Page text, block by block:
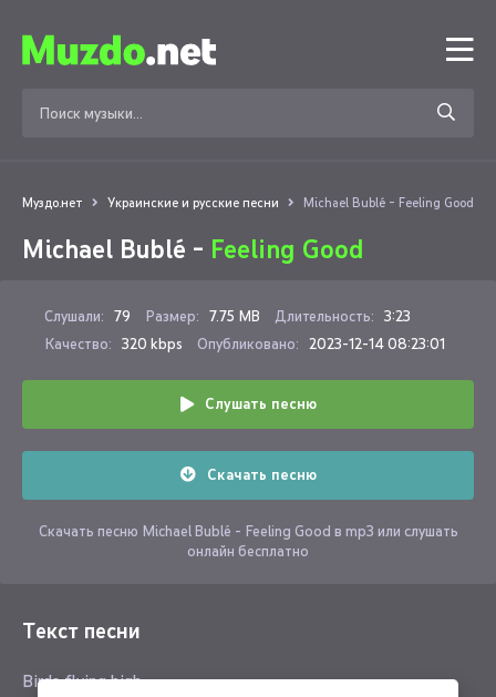
Муздо.нет Украинские и русские песни Michael Bublé - Feeling Good
Michael Bublé - Feeling Good
Слушали: 79 Размер: 7.75 MB Длительность: 3:23
Качество: 320 kbps Опубликовано: 2023-12-14 08:23:01
Слушать песню
Скачать песню
Скачать песню Michael Bublé - Feeling Good в mp3 или слушать
онлайн бесплатно
Текст песни
Birds flying high